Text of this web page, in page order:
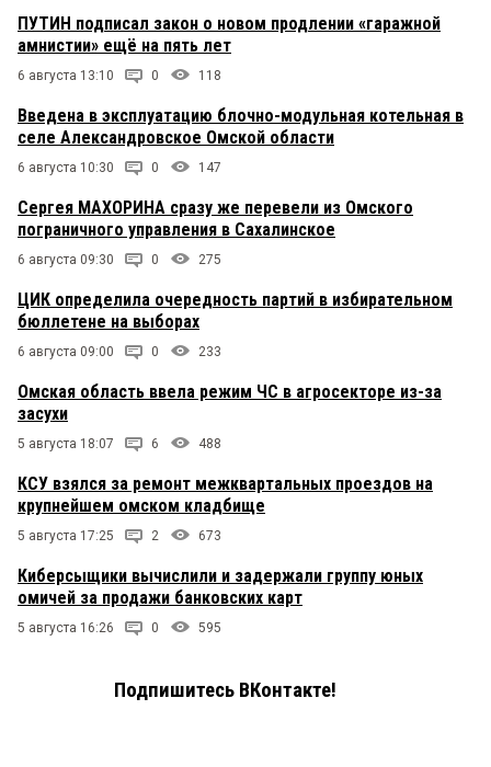
ПУТИН подписал закон о новом продлении «гаражной
амнистии» ещё на пять лет
6 августа 13:10 0 118
Введена в эксплуатацию блочно-модульная котельная в
селе Александровское Омской области
6 августа 10:30 0 147
Сергея МАХОРИНА сразу же перевели из Омского
пограничного управления в Сахалинское
6 августа 09:30 0 275
ЦИК определила очередность партий в избирательном
бюллетене на выборах
6 августа 09:00 0 233
Омская область ввела режим ЧС в агросекторе из-за
засухи
5 августа 18:07 6 488
КСУ взялся за ремонт межквартальных проездов на
крупнейшем омском кладбище
5 августа 17:25 2 673
Киберсыщики вычислили и задержали группу юных
омичей за продажи банковских карт
5 августа 16:26 0 595
Подпишитесь ВКонтакте!